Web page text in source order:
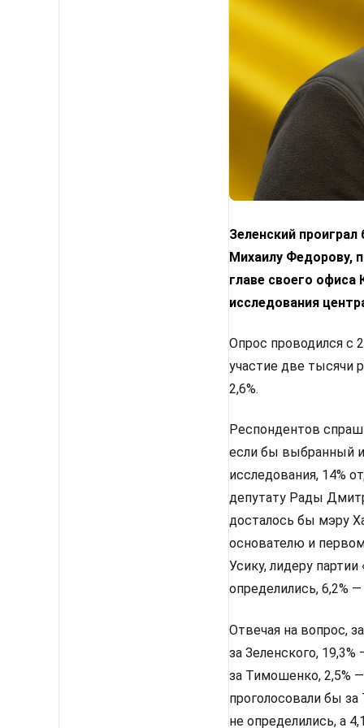
Зеленский
Михаилу Федорову,
главе своего офиса
исследования
Опрос проводился с
участие две тысячи
2,6%.
Респондентов
если бы выбранный
исследования, 14%
депутату Рады
досталось бы мэру
основателю и
Усику, лидеру
определились, 6,2%
Отвечая на вопрос,
за Зеленского,
за Тимошенко, 2,5%
проголосовали бы
не определились, а